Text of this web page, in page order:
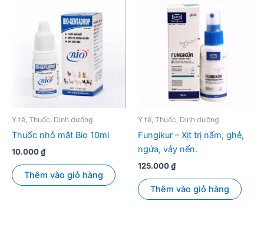
nhiều
biến
Các
tùy
chọn
có
thể
được
chọn
trên
phẩm
Y tế, Thuốc, Dinh dưỡng
Thuốc nhỏ mắt Bio 10ml
10.000₫
Thêm vào giỏ hàng
Y tế, Thuốc, Dinh dưỡng
Fungikur – Xịt trị nấm, ghẻ,
ngứa, vảy nến.
125.000₫
Thêm vào giỏ hàng